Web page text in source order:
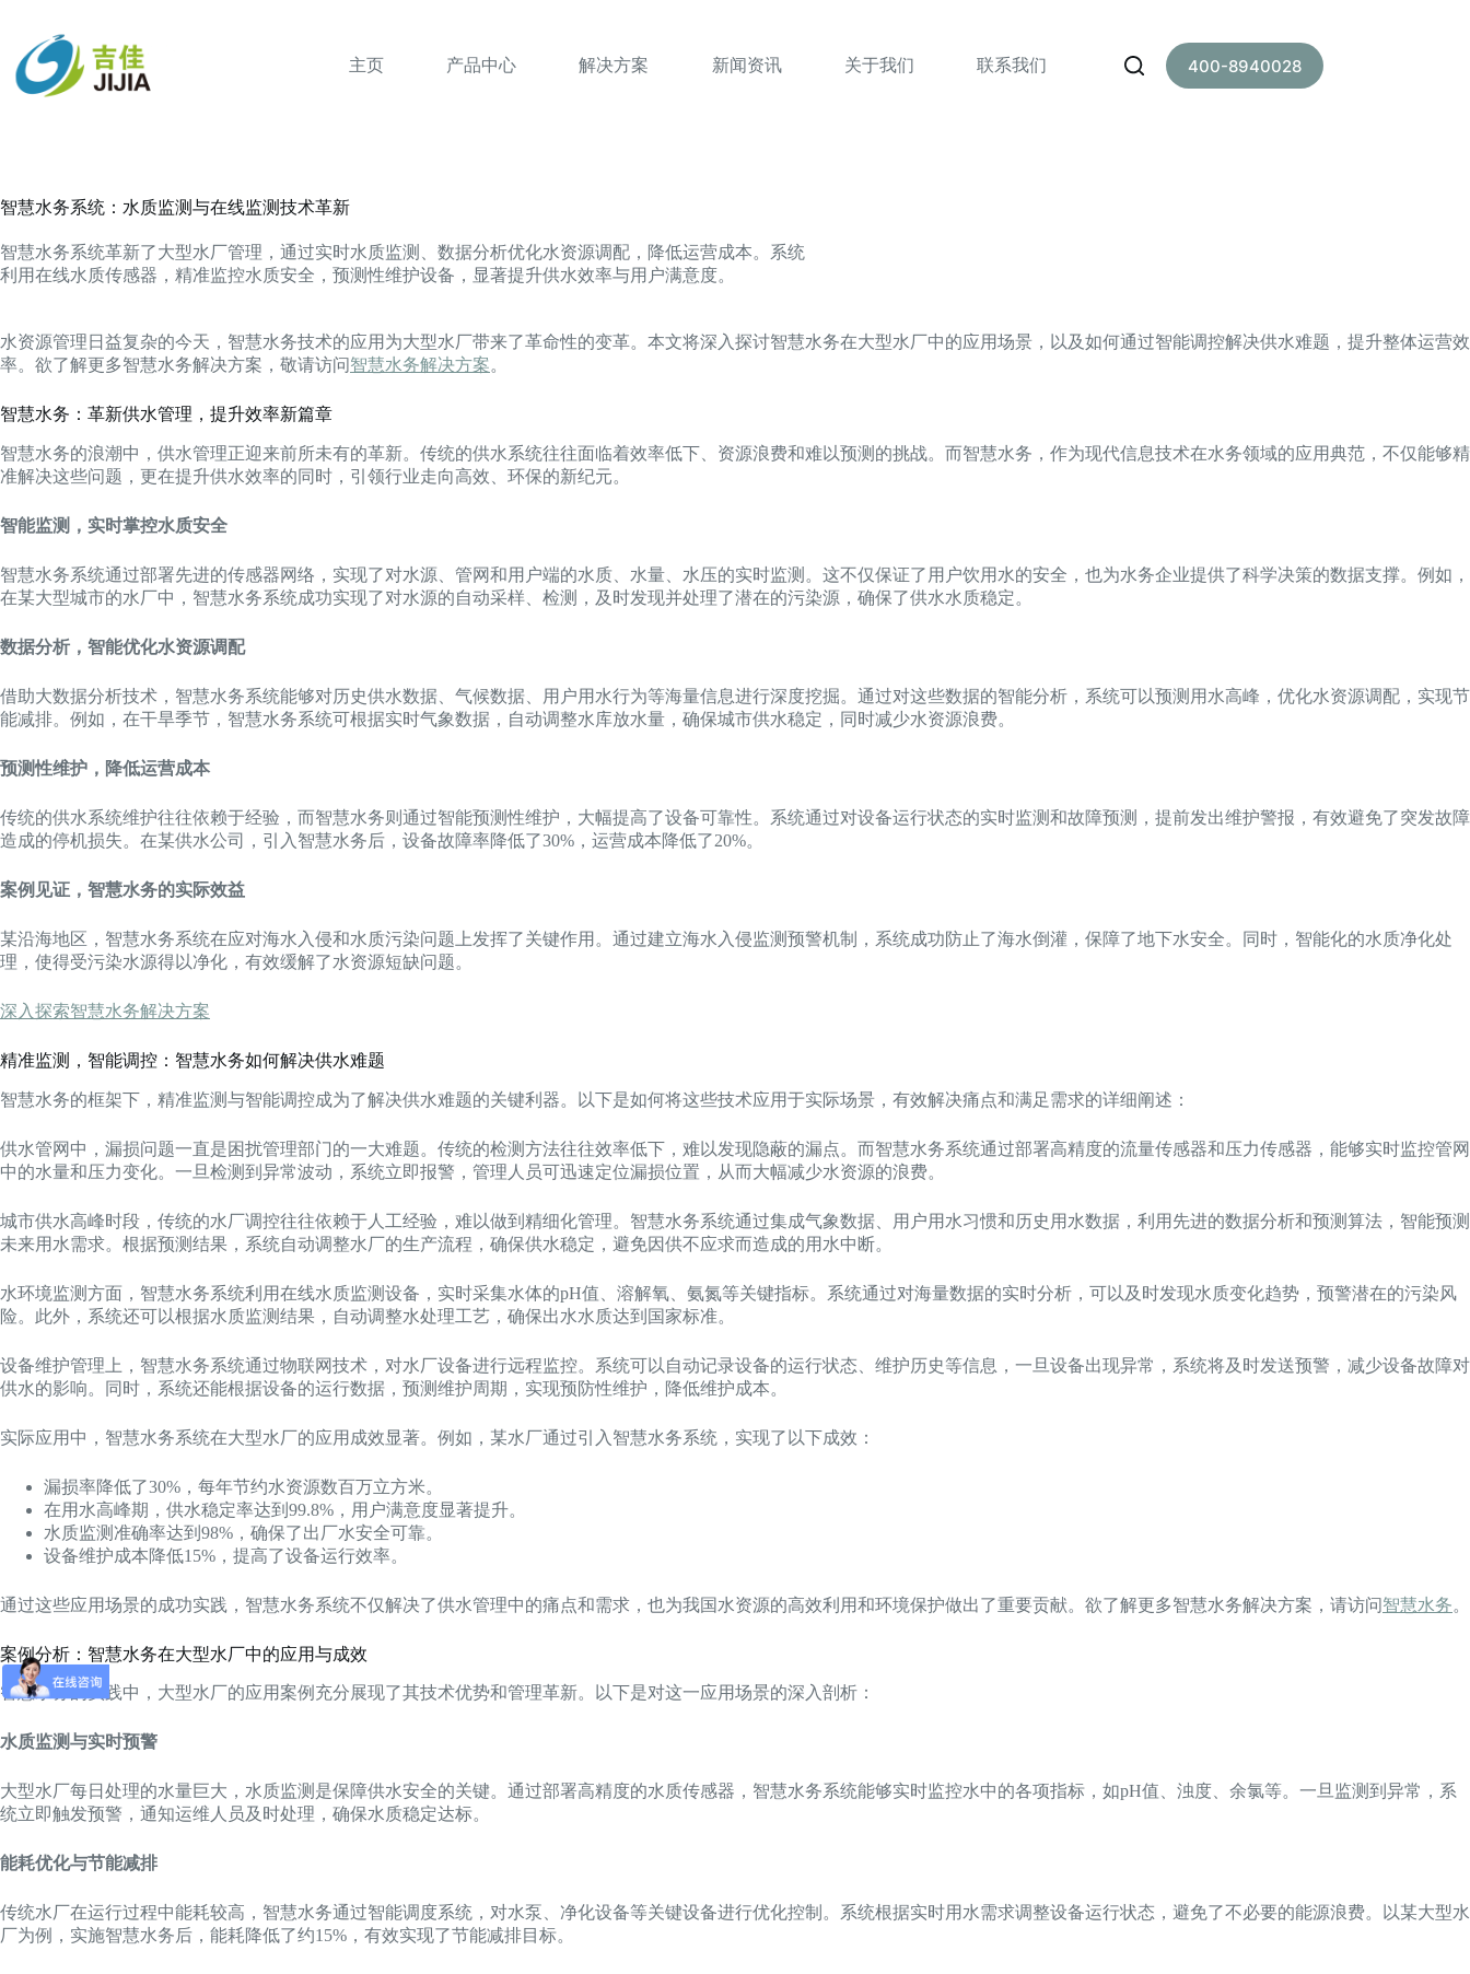
容
主页 产品中心 解决方案 新闻资讯 关于我们 联系我们 400-8940028
智慧水务系统：水质监测与在线监测技术革新
智慧水务系统革新了大型水厂管理，通过实时水质监测、数据分析优化水资源调配，降低运营成本。系统
利用在线水质传感器，精准监控水质安全，预测性维护设备，显著提升供水效率与用户满意度。
水资源管理日益复杂的今天，智慧水务技术的应用为大型水厂带来了革命性的变革。本文将深入探讨智慧水务在大型水厂中的应用场景，以及如何通过智能调控解决供水难题，提升整体运营效
率。欲了解更多智慧水务解决方案，敬请访问 智慧水务解决方案。
智慧水务：革新供水管理，提升效率新篇章
智慧水务的浪潮中，供水管理正迎来前所未有的革新。传统的供水系统往往面临着效率低下、资源浪费和难以预测的挑战。而智慧水务，作为现代信息技术在水务领域的应用典范，不仅能够精
准解决这些问题，更在提升供水效率的同时，引领行业走向高效、环保的新纪元。
智能监测，实时掌控水质安全
智慧水务系统通过部署先进的传感器网络，实现了对水源、管网和用户端的水质、水量、水压的实时监测。这不仅保证了用户饮用水的安全，也为水务企业提供了科学决策的数据支撑。例如，
在某大型城市的水厂中，智慧水务系统成功实现了对水源的自动采样、检测，及时发现并处理了潜在的污染源，确保了供水水质稳定。
数据分析，智能优化水资源调配
借助大数据分析技术，智慧水务系统能够对历史供水数据、气候数据、用户用水行为等海量信息进行深度挖掘。通过对这些数据的智能分析，系统可以预测用水高峰，优化水资源调配，实现节
能减排。例如，在干旱季节，智慧水务系统可根据实时气象数据，自动调整水库放水量，确保城市供水稳定，同时减少水资源浪费。
预测性维护，降低运营成本
传统的供水系统维护往往依赖于经验，而智慧水务则通过智能预测性维护，大幅提高了设备可靠性。系统通过对设备运行状态的实时监测和故障预测，提前发出维护警报，有效避免了突发故障
造成的停机损失。在某供水公司，引入智慧水务后，设备故障率降低了30%，运营成本降低了20%。
案例见证，智慧水务的实际效益
某沿海地区，智慧水务系统在应对海水入侵和水质污染问题上发挥了关键作用。通过建立海水入侵监测预警机制，系统成功防止了海水倒灌，保障了地下水安全。同时，智能化的水质净化处
理，使得受污染水源得以净化，有效缓解了水资源短缺问题。
深入探索智慧水务解决方案
精准监测，智能调控：智慧水务如何解决供水难题
智慧水务的框架下，精准监测与智能调控成为了解决供水难题的关键利器。以下是如何将这些技术应用于实际场景，有效解决痛点和满足需求的详细阐述：
供水管网中，漏损问题一直是困扰管理部门的一大难题。传统的检测方法往往效率低下，难以发现隐蔽的漏点。而智慧水务系统通过部署高精度的流量传感器和压力传感器，能够实时监控管网
中的水量和压力变化。一旦检测到异常波动，系统立即报警，管理人员可迅速定位漏损位置，从而大幅减少水资源的浪费。
城市供水高峰时段，传统的水厂调控往往依赖于人工经验，难以做到精细化管理。智慧水务系统通过集成气象数据、用户用水习惯和历史用水数据，利用先进的数据分析和预测算法，智能预测
未来用水需求。根据预测结果，系统自动调整水厂的生产流程，确保供水稳定，避免因供不应求而造成的用水中断。
水环境监测方面，智慧水务系统利用在线水质监测设备，实时采集水体的pH值、溶解氧、氨氮等关键指标。系统通过对海量数据的实时分析，可以及时发现水质变化趋势，预警潜在的污染风
险。此外，系统还可以根据水质监测结果，自动调整水处理工艺，确保出水水质达到国家标准。
设备维护管理上，智慧水务系统通过物联网技术，对水厂设备进行远程监控。系统可以自动记录设备的运行状态、维护历史等信息，一旦设备出现异常，系统将及时发送预警，减少设备故障对
供水的影响。同时，系统还能根据设备的运行数据，预测维护周期，实现预防性维护，降低维护成本。
实际应用中，智慧水务系统在大型水厂的应用成效显著。例如，某水厂通过引入智慧水务系统，实现了以下成效：
漏损率降低了30%，每年节约水资源数百万立方米。
在用水高峰期，供水稳定率达到99.8%，用户满意度显著提升。
水质监测准确率达到98%，确保了出厂水安全可靠。
设备维护成本降低15%，提高了设备运行效率。
通过这些应用场景的成功实践，智慧水务系统不仅解决了供水管理中的痛点和需求，也为我国水资源的高效利用和环境保护做出了重要贡献。欲了解更多智慧水务解决方案，请访问 智慧水务。
案例分析：智慧水务在大型水厂中的应用与成效
智慧水务的实践中，大型水厂的应用案例充分展现了其技术优势和管理革新。以下是对这一应用场景的深入剖析：
水质监测与实时预警
大型水厂每日处理的水量巨大，水质监测是保障供水安全的关键。通过部署高精度的水质传感器，智慧水务系统能够实时监控水中的各项指标，如pH值、浊度、余氯等。一旦监测到异常，系
统立即触发预警，通知运维人员及时处理，确保水质稳定达标。
能耗优化与节能减排
传统水厂在运行过程中能耗较高，智慧水务通过智能调度系统，对水泵、净化设备等关键设备进行优化控制。系统根据实时用水需求调整设备运行状态，避免了不必要的能源浪费。以某大型水
厂为例，实施智慧水务后，能耗降低了约15%，有效实现了节能减排目标。